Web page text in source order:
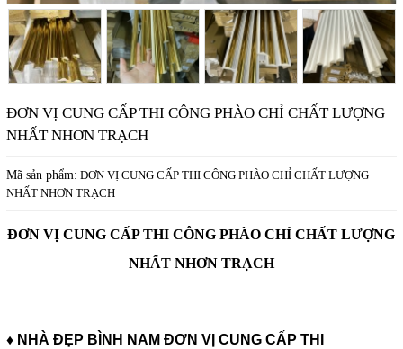
ĐƠN VỊ CUNG CẤP THI CÔNG PHÀO CHỈ CHẤT LƯỢNG
NHẤT NHƠN TRẠCH
Mã sản phẩm: ĐƠN VỊ CUNG CẤP THI CÔNG PHÀO CHỈ CHẤT LƯỢNG
NHẤT NHƠN TRẠCH
ĐƠN VỊ CUNG CẤP THI CÔNG PHÀO CHỈ CHẤT LƯỢNG
NHẤT NHƠN TRẠCH
♦ NHÀ ĐẸP BÌNH NAM ĐƠN VỊ CUNG CẤP THI